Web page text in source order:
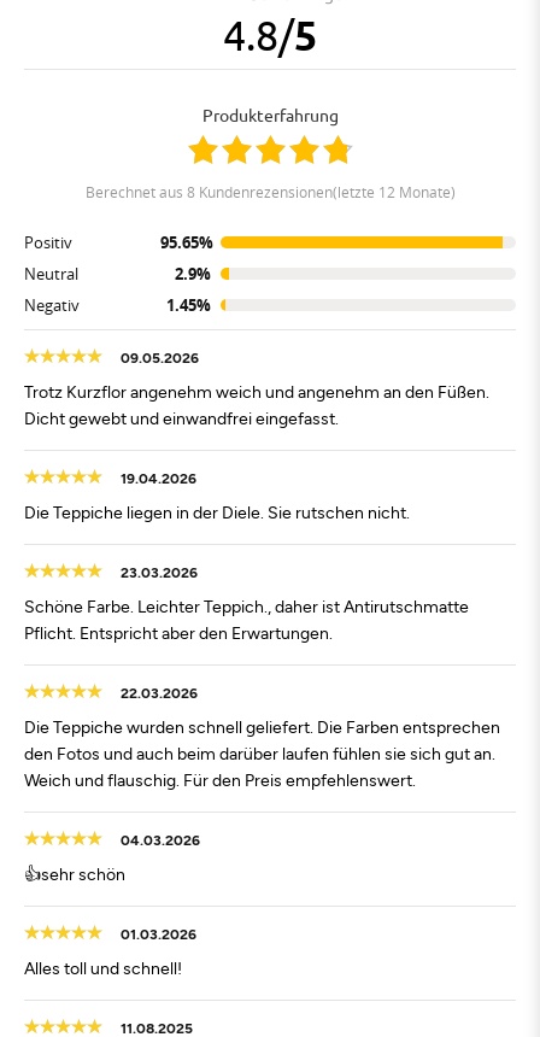
4.8/5
Produkterfahrung
berechnet aus 8 Kundenrezensionen(letzte 12 Monate)
Positiv
95.65%
Neutral
2.9%
Negativ
1.45%
09.05.2026
Trotz Kurzflor angenehm weich und angenehm an den Füßen.
Dicht gewebt und einwandfrei eingefasst.
19.04.2026
Die Teppiche liegen in der Diele. Sie rutschen nicht.
23.03.2026
Schöne Farbe. Leichter Teppich., daher ist Antirutschmatte
Pflicht. Entspricht aber den Erwartungen.
22.03.2026
Die Teppiche wurden schnell geliefert. Die Farben entsprechen
den Fotos und auch beim darüber laufen fühlen sie sich gut an.
Weich und flauschig. Für den Preis empfehlenswert.
04.03.2026
👍sehr schön
01.03.2026
Alles toll und schnell!
11.08.2025